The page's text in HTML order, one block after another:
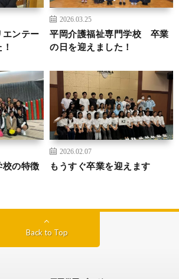
エンテー
2026.03.25
平岡介護福祉専門学校 卒業
の日を迎えました！
校の特徴
2026.02.07
もうすぐ卒業を迎えます
Back to Top